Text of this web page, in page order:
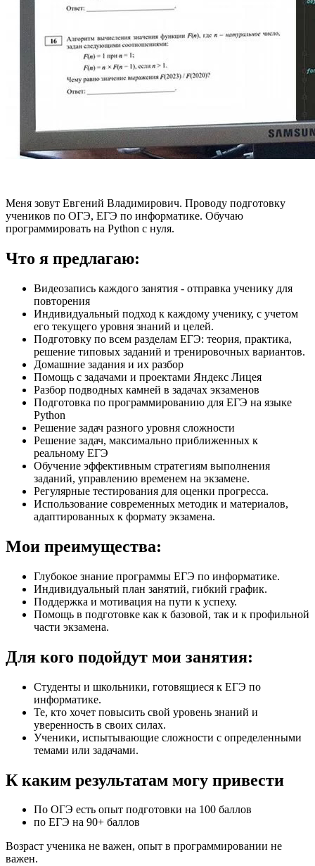
Меня зовут Евгений Владимирович. Проводу подготовку
учеников по ОГЭ, ЕГЭ по информатике. Обучаю
программировать на Python с нуля.
Что я предлагаю:
Видеозапись каждого занятия - отправка ученику для
повторения
Индивидуальный подход к каждому ученику, с учетом
его текущего уровня знаний и целей.
Подготовку по всем разделам ЕГЭ: теория, практика,
решение типовых заданий и тренировочных вариантов.
Домашние задания и их разбор
Помощь с задачами и проектами Яндекс Лицея
Разбор подводных камней в задачах экзаменов
Подготовка по программированию для ЕГЭ на языке
Python
Решение задач разного уровня сложности
Решение задач, максимально приближенных к
реальному ЕГЭ
Обучение эффективным стратегиям выполнения
заданий, управлению временем на экзамене.
Регулярные тестирования для оценки прогресса.
Использование современных методик и материалов,
адаптированных к формату экзамена.
Мои преимущества:
Глубокое знание программы ЕГЭ по информатике.
Индивидуальный план занятий, гибкий график.
Поддержка и мотивация на пути к успеху.
Помощь в подготовке как к базовой, так и к профильной
части экзамена.
Для кого подойдут мои занятия:
Студенты и школьники, готовящиеся к ЕГЭ по
информатике.
Те, кто хочет повысить свой уровень знаний и
уверенность в своих силах.
Ученики, испытывающие сложности с определенными
темами или задачами.
К каким результатам могу привести
По ОГЭ есть опыт подготовки на 100 баллов
по ЕГЭ на 90+ баллов
Возраст ученика не важен, опыт в программировании не
важен.